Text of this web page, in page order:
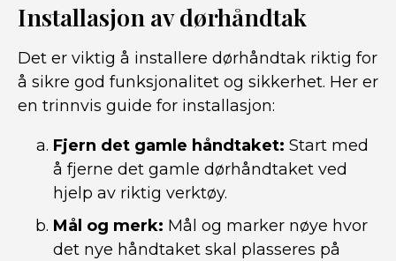
Installasjon av dørhåndtak
Det er viktig å installere dørhåndtak riktig for
å sikre god funksjonalitet og sikkerhet. Her er
en trinnvis guide for installasjon:
Fjern det gamle håndtaket: Start med
å fjerne det gamle dørhåndtaket ved
hjelp av riktig verktøy.
Mål og merk: Mål og marker nøye hvor
det nye håndtaket skal plasseres på